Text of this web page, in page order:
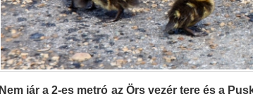
Nem jár a 2-es metró az Örs vezér tere és a